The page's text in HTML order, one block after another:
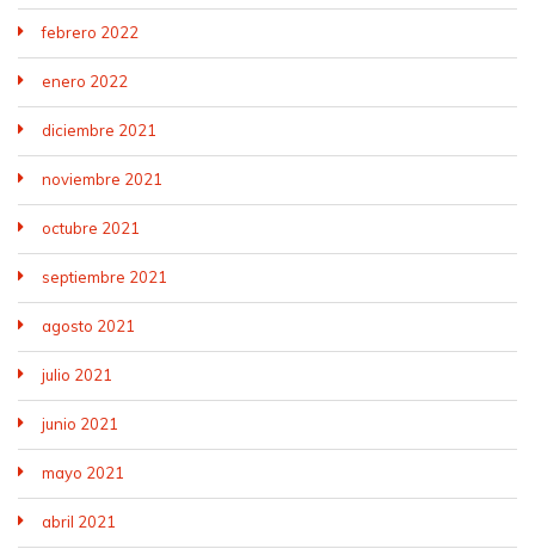
febrero 2022
enero 2022
diciembre 2021
noviembre 2021
octubre 2021
septiembre 2021
agosto 2021
julio 2021
junio 2021
mayo 2021
abril 2021